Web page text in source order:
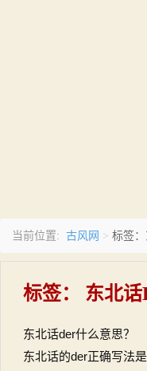
当前位置: 古风网 > 标签
标签： 东北话
东北话der什么意思？
东北话的der正确写法